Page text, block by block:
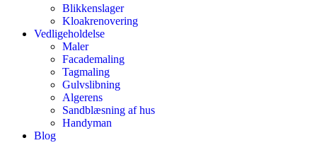
Blikkenslager
Kloakrenovering
Vedligeholdelse
Maler
Facademaling
Tagmaling
Gulvslibning
Algerens
Sandblæsning af hus
Handyman
Blog